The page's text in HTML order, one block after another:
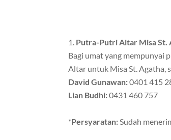
Putra-Putri Altar Misa St.
Bagi umat yang mempunyai
Altar untuk Misa St. Agatha,
David Gunawan:0401 415
Lian Budhi:0431 460 757
*Persyaratan:Sudah